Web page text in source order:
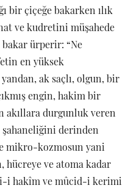
bir çiçeğe bakarken ılık
ve kudretini müşahede
bakar ürperir: “Ne
en yüksek
ak saçlı, olgun, bir
engin, hakim bir
akıllara durgunluk veren
derinden
mikro-kozmosun yani
ve atoma kadar
i hakîm ve mûcid-i kerimi